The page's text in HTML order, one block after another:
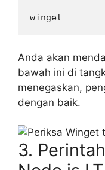
winget
Anda akan
bawah ini di
menegaskan,
dengan baik.
3.